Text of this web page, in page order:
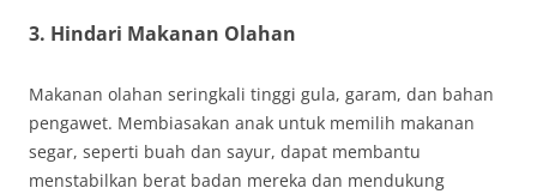
3. Hindari Makanan Olahan
Makanan olahan seringkali tinggi gula, garam, dan bahan
pengawet. Membiasakan anak untuk memilih makanan
segar, seperti buah dan sayur, dapat membantu
menstabilkan berat badan mereka dan mendukung